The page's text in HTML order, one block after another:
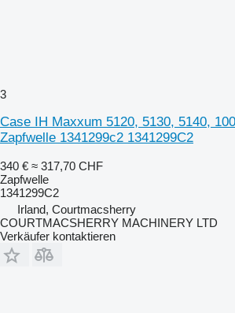
3
Case IH Maxxum 5120, 5130, 5140,
Zapfwelle 1341299c2 1341299C2
340 € ≈ 317,70 CHF
Zapfwelle
1341299C2
Irland, Courtmacsherry
COURTMACSHERRY MACHINERY LTD
Verkäufer kontaktieren